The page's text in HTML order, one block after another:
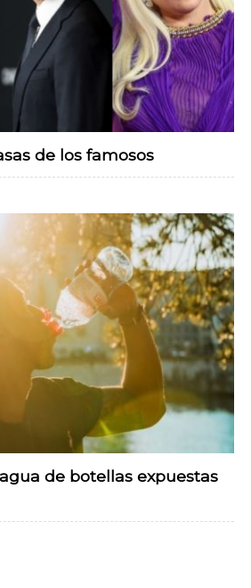
de los famosos
de botellas expuestas